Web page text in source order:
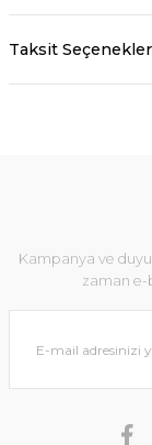
Taksit
Kampanya ve
zaman e-